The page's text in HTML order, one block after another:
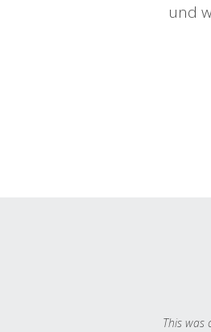
und
This was